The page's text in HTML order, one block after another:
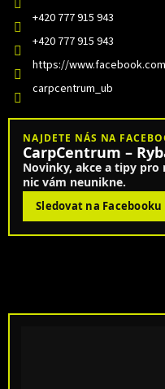
+420 777 915 943
+420 777 915 943
https://
carpcentrum_ub
NAJDETE NÁS NA
CarpCentrum –
Novinky, akce a tipy pro
nic vám neunikne.
Sledovat na Facebooku